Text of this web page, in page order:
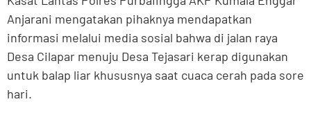
Anjarani mengatakan pihaknya mendapatkan
informasi melalui media sosial bahwa di jalan raya
Desa Cilapar menuju Desa Tejasari kerap digunakan
untuk balap liar khususnya saat cuaca cerah pada sore
hari.